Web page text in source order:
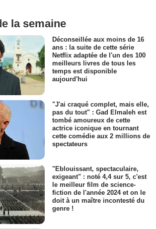
la semaine
Déconseillée aux moins de 16
ans : la suite de cette série
Netflix adaptée de l'un des 100
meilleurs livres de tous les
temps est disponible
aujourd'hui
"J'ai craqué complet, mais elle,
pas du tout" : Gad Elmaleh est
tombé amoureux de cette
actrice iconique en tournant
cette comédie aux 2 millions de
spectateurs
"Eblouissant, spectaculaire,
exigeant" : noté 4,4 sur 5, c'est
le meilleur film de science-
fiction de l'année 2024 et on le
doit à un maître incontesté du
genre !